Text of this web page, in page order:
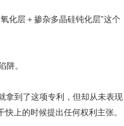
化层＋掺杂多晶硅钝化层”这个
阱。
拿到了这项专利，但却从未表现
上的时候提出任何权利主张。